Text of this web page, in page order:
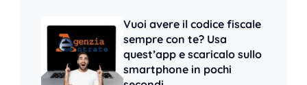
Vuoi avere il codice fiscale
sempre con te? Usa
quest’app e scaricalo sullo
smartphone in pochi